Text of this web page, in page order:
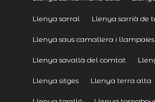
Llenya sarral Llenya sarrià de
Llenya saus camallera i llampaies
Llenya savallà del comtat
Llenya sitges Llenya terra alta